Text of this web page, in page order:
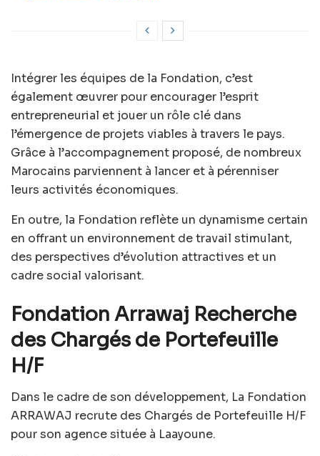
Intégrer les équipes de la Fondation, c’est
également œuvrer pour encourager l’esprit
entrepreneurial et jouer un rôle clé dans
l’émergence de projets viables à travers le pays.
Grâce à l’accompagnement proposé, de nombreux
Marocains parviennent à lancer et à pérenniser
leurs activités économiques.
En outre, la Fondation reflète un dynamisme certain
en offrant un environnement de travail stimulant,
des perspectives d’évolution attractives et un
cadre social valorisant.
Fondation Arrawaj Recherche
des Chargés de Portefeuille
H/F
Dans le cadre de son développement, La Fondation
ARRAWAJ recrute des Chargés de Portefeuille H/F
pour son agence située à Laayoune.